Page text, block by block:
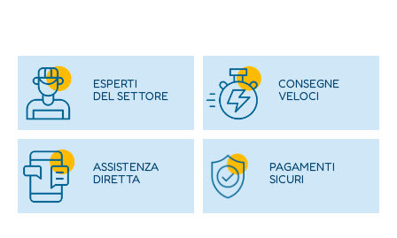
ESPERTI
DEL SETTORE
CONSEGNE
VELOCI
ASSISTENZA
DIRETTA
PAGAMENTI
SICURI